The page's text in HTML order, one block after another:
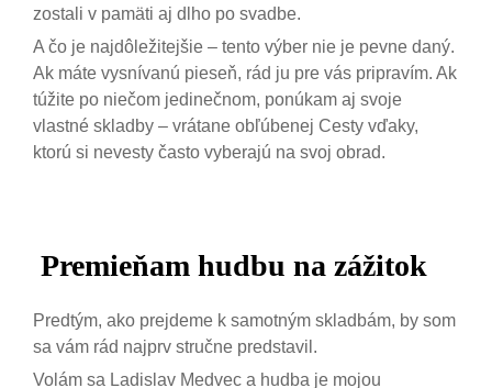
zostali v pamäti aj dlho po svadbe.
A čo je najdôležitejšie – tento výber nie je pevne daný.
Ak máte vysnívanú pieseň, rád ju pre vás pripravím. Ak
túžite po niečom jedinečnom, ponúkam aj svoje
vlastné skladby – vrátane obľúbenej Cesty vďaky,
ktorú si nevesty často vyberajú na svoj obrad.
Premieňam hudbu na zážitok
Predtým, ako prejdeme k samotným skladbám, by som
sa vám rád najprv stručne predstavil.
Volám sa Ladislav Medvec a hudba je mojou